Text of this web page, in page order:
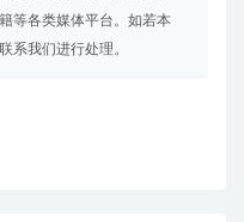
等各类媒体平台。如若本
系我们进行处理。